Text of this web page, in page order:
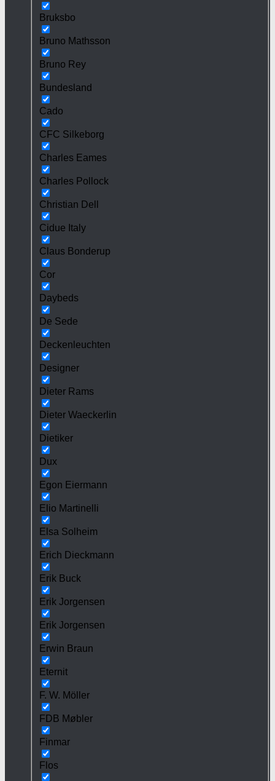
Bruksbo
Bruno Mathsson
Bruno Rey
Bundesland
Cado
CFC Silkeborg
Charles Eames
Charles Pollock
Christian Dell
Cidue Italy
Claus Bonderup
Cor
Daybeds
De Sede
Deckenleuchten
Designer
Dieter Rams
Dieter Waeckerlin
Dietiker
Dux
Egon Eiermann
Elio Martinelli
Elsa Solheim
Erich Dieckmann
Erik Buck
Erik Jorgensen
Erik Jorgensen
Erwin Braun
Eternit
F. W. Möller
FDB Møbler
Finmar
Flos